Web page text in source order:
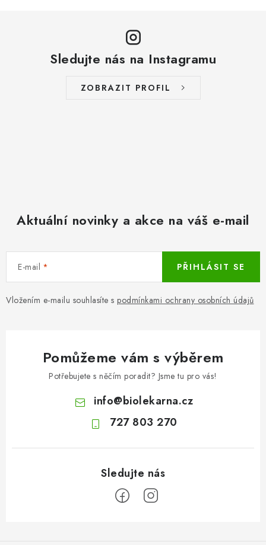
Sledujte nás na Instagramu
ZOBRAZIT PROFIL
Aktuální novinky a akce na váš e-mail
E-mail
Vložením e-mailu souhlasíte s podmínkami ochrany osobních údajů
PŘIHLÁSIT SE
Pomůžeme vám s výběrem
Potřebujete s něčím poradit? Jsme tu pro vás!
info@biolekarna.cz
727 803 270